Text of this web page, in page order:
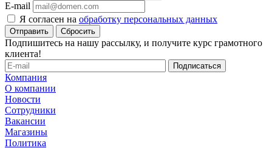
E-mail
Я согласен на обработку персональных данных
Сбросить
Подпишитесь на нашу рассылку, и получите курс грамотного
клиента!
Компания
О компании
Новости
Сотрудники
Вакансии
Магазины
Политика